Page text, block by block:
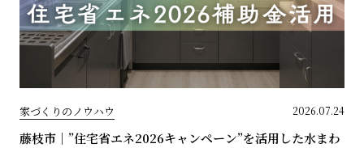
家づくりのノウハウ 2026.07.24
藤枝市｜”住宅省エネ2026キャンペーン”を活用した水まわ